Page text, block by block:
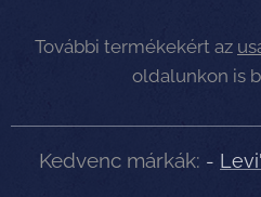
További termékekért az
oldalunkon is
Kedvenc márkák: -